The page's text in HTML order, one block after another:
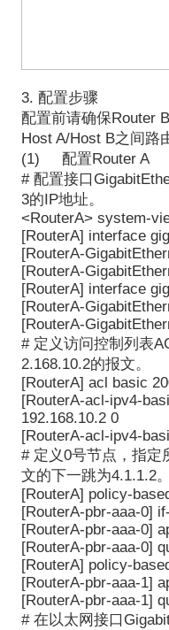
3. 配置步骤
配置前请确保Router
Host A/Host B之间路
(1) 配置Router A
# 配置接口
3的IP地址。
<RouterA> system-
[RouterA] interface
[RouterA-
[RouterA-
[RouterA] interface
[RouterA-
[RouterA-
# 定义访问控制列表
2.168.10.2的报文。
[RouterA] acl basic
[RouterA-acl-ipv4-
192.168.10.2 0
[RouterA-acl-ipv4-
# 定义0号节点，指定
文的下一跳为4.1.1.2。
[RouterA] policy-
[RouterA-pbr-aaa-0]
[RouterA-pbr-aaa-0]
[RouterA-pbr-aaa-0]
[RouterA] policy-
[RouterA-pbr-aaa-1]
[RouterA-pbr-aaa-1]
# 在以太网接口